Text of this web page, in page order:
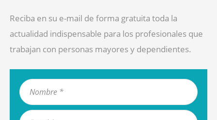
Reciba en su e-mail de forma gratuita toda la
actualidad indispensable para los profesionales que
trabajan con personas mayores y dependientes.